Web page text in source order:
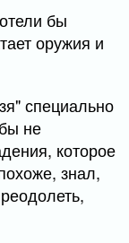
бы
оружия и
специально
не
которое
знал,